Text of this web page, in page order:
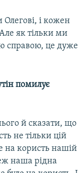
і кожен
як тільки ми
справою, це дуже
помилує
й сказати, що
не тільки цій
на користь нашій
наша рідна